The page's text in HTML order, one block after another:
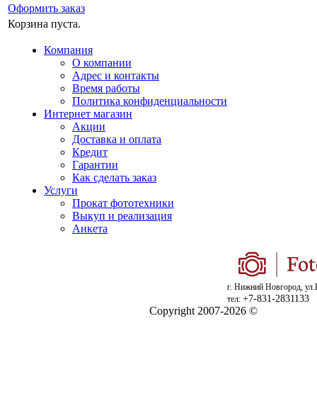
Оформить заказ
Корзина пуста.
Компания
О компании
Адрес и контакты
Время работы
Политика конфиденциальности
Интернет магазин
Акции
Доставка и оплата
Кредит
Гарантии
Как сделать заказ
Услуги
Прокат фототехники
Выкуп и реализация
Анкета
г. Нижний Новгород,
тел: +7-831-2831133
Copyright 2007-2026 ©